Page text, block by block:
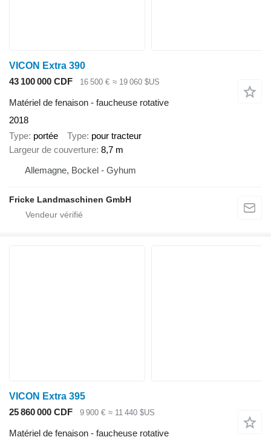
VICON Extra 390
43 100 000 CDF
16 500 € ≈ 19 060 $US
Matériel de fenaison - faucheuse rotative
2018
Type portée Type pour tracteur
Largeur de couverture 8,7 m
Allemagne, Bockel - Gyhum
Fricke Landmaschinen GmbH
VICON Extra 395
25 860 000 CDF
9 900 € ≈ 11 440 $US
Matériel de fenaison - faucheuse rotative